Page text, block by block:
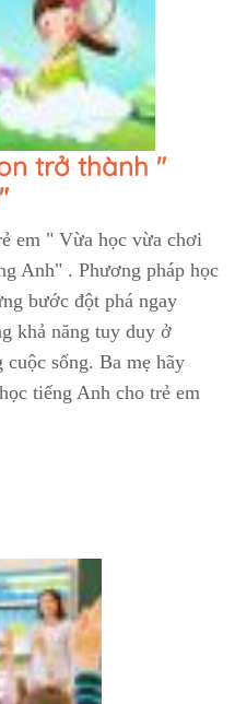
trở thành "
em " Vừa học vừa chơi
Anh" . Phương pháp học
bước đột phá ngay
khả năng tuy duy ở
sống. Ba mẹ hãy
tiếng Anh cho trẻ em